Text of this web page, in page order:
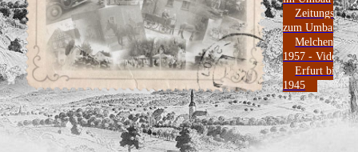
zum Umbau
Melchendorf
1957 - Video
Erfurt bis
1945